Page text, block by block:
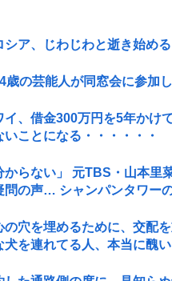
シア、じわじわと逝き始める
歳の芸能人が同窓会に参加
イ、借金300万円を5年かけ
いことになる・・・・・・
からない」 元TBS・山本里
問の声… シャンパンタワー
の穴を埋めるために、交配
犬を連れてる人、本当に醜